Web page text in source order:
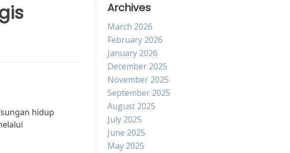
hidup
Archives
March 2026
February 2026
January 2026
December 2025
November 2025
September 2025
August 2025
July 2025
June 2025
May 2025